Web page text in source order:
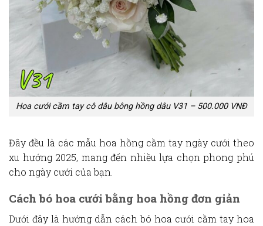
Hoa cưới cầm tay cô dâu bông hồng dâu V31 – 500.000 VNĐ
Đây đều là các mẫu hoa hồng cầm tay ngày cưới theo
xu hướng 2025, mang đến nhiều lựa chọn phong phú
cho ngày cưới của bạn.
Cách bó hoa cưới bằng hoa hồng đơn giản
Dưới đây là hướng dẫn cách bó hoa cưới cầm tay hoa